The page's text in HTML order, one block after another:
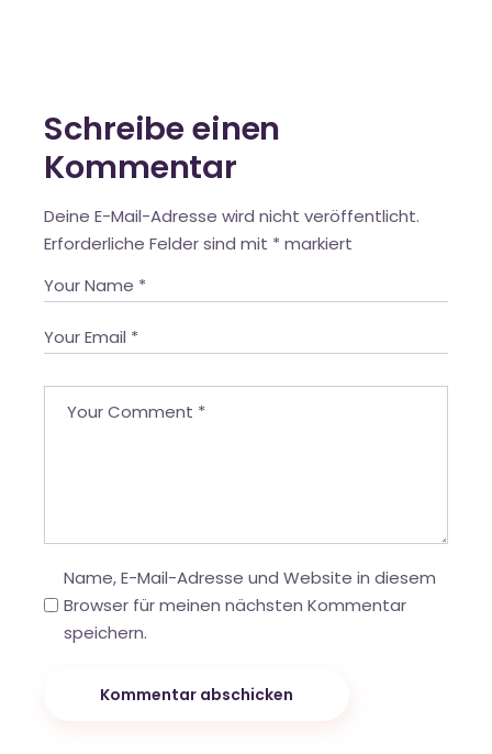
Schreibe einen
Kommentar
Deine E-Mail-Adresse wird nicht veröffentlicht.
Erforderliche Felder sind mit * markiert
Name, E-Mail-Adresse und Website in diesem
Browser für meinen nächsten Kommentar
speichern.
Kommentar abschicken